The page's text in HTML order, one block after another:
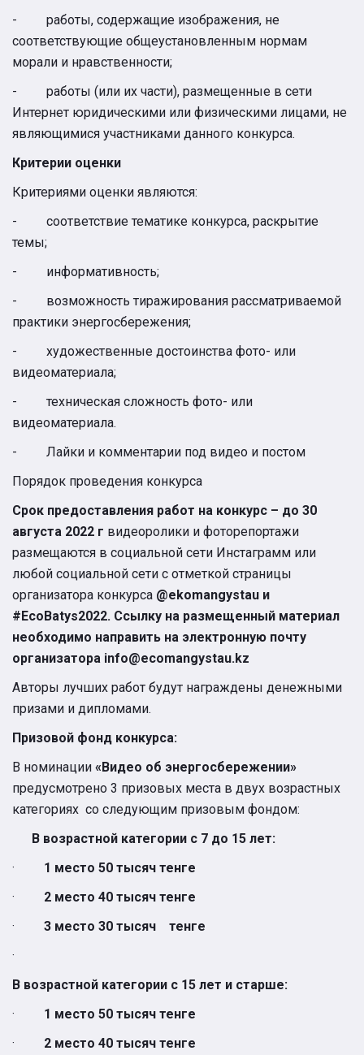
- работы, содержащие изображения, не
соответствующие общеустановленным нормам
морали и нравственности;
- работы (или их части), размещенные в сети
Интернет юридическими или физическими лицами, не
являющимися участниками данного конкурса.
Критерии оценки
Критериями оценки являются:
- соответствие тематике конкурса, раскрытие
темы;
- информативность;
- возможность тиражирования рассматриваемой
практики энергосбережения;
- художественные достоинства фото- или
видеоматериала;
- техническая сложность фото- или
видеоматериала.
- Лайки и комментарии под видео и постом
Порядок проведения конкурса
Срок предоставления работ на конкурс – до 30
августа 2022 г видеоролики и фоторепортажи
размещаются в социальной сети Инстаграмм или
любой социальной сети с отметкой страницы
организатора конкурса @ekomangystau и
#EcoBatys2022. Ссылку на размещенный материал
необходимо направить на электронную почту
организатора info@ecomangystau.kz
Авторы лучших работ будут награждены денежными
призами и дипломами.
Призовой фонд конкурса:
В номинации «Видео об энергосбережении»
предусмотрено 3 призовых места в двух возрастных
категориях со следующим призовым фондом:
В возрастной категории с 7 до 15 лет:
· 1 место 50 тысяч тенге
· 2 место 40 тысяч тенге
· 3 место 30 тысяч тенге
·
В возрастной категории с 15 лет и старше:
· 1 место 50 тысяч тенге
· 2 место 40 тысяч тенге